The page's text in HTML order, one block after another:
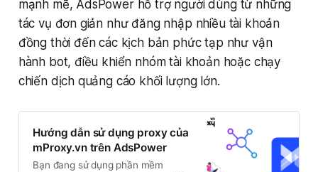
mạnh mẽ, AdsPower hỗ trợ người dùng từ những
tác vụ đơn giản như đăng nhập nhiều tài khoản
đồng thời đến các kịch bản phức tạp như vận
hành bot, điều khiển nhóm tài khoản hoặc chạy
chiến dịch quảng cáo khối lượng lớn.
Hướng dẫn sử dụng proxy của
mProxy.vn trên AdsPower
Bạn đang sử dụng phần mềm